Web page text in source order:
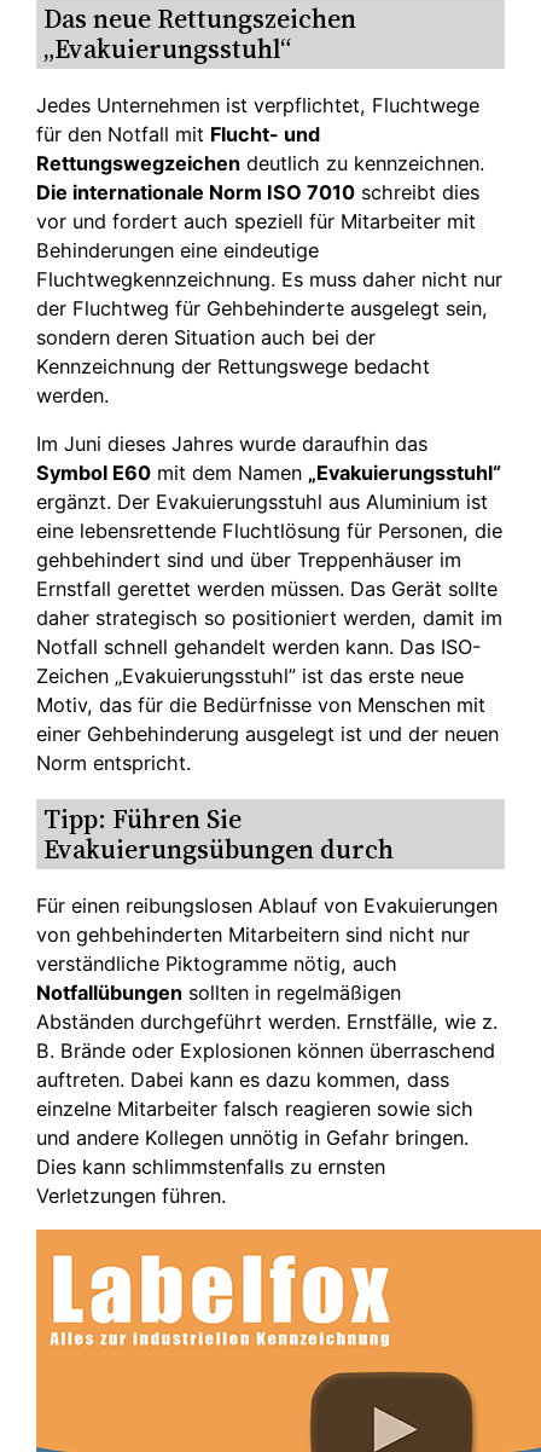
Das neue Rettungszeichen
„Evakuierungsstuhl“
Jedes Unternehmen ist verpflichtet, Fluchtwege
für den Notfall mit Flucht- und
Rettungswegzeichen deutlich zu kennzeichnen.
Die internationale Norm ISO 7010 schreibt dies
vor und fordert auch speziell für Mitarbeiter mit
Behinderungen eine eindeutige
Fluchtwegkennzeichnung. Es muss daher nicht nur
der Fluchtweg für Gehbehinderte ausgelegt sein,
sondern deren Situation auch bei der
Kennzeichnung der Rettungswege bedacht
werden.
Im Juni dieses Jahres wurde daraufhin das
Symbol E60 mit dem Namen „Evakuierungsstuhl“
ergänzt. Der Evakuierungsstuhl aus Aluminium ist
eine lebensrettende Fluchtlösung für Personen, die
gehbehindert sind und über Treppenhäuser im
Ernstfall gerettet werden müssen. Das Gerät sollte
daher strategisch so positioniert werden, damit im
Notfall schnell gehandelt werden kann. Das ISO-
Zeichen „Evakuierungsstuhl” ist das erste neue
Motiv, das für die Bedürfnisse von Menschen mit
einer Gehbehinderung ausgelegt ist und der neuen
Norm entspricht.
Tipp: Führen Sie
Evakuierungsübungen durch
Für einen reibungslosen Ablauf von Evakuierungen
von gehbehinderten Mitarbeitern sind nicht nur
verständliche Piktogramme nötig, auch
Notfallübungen sollten in regelmäßigen
Abständen durchgeführt werden. Ernstfälle, wie z.
B. Brände oder Explosionen können überraschend
auftreten. Dabei kann es dazu kommen, dass
einzelne Mitarbeiter falsch reagieren sowie sich
und andere Kollegen unnötig in Gefahr bringen.
Dies kann schlimmstenfalls zu ernsten
Verletzungen führen.